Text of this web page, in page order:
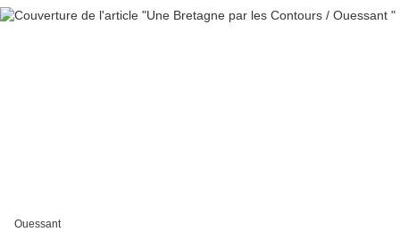
Ouessant